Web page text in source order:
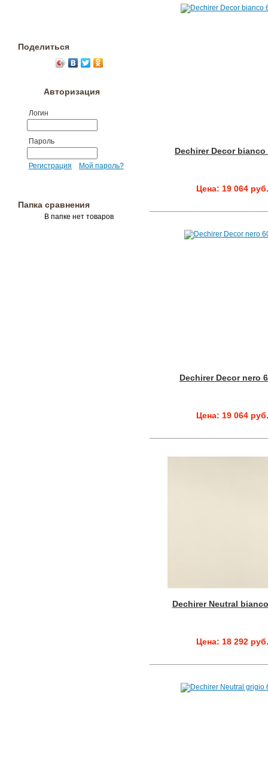
Поделиться
Авторизация
Логин
Пароль
Регистрация Мой пароль?
Папка сравнения
В папке нет товаров
Dechirer Decor bianco
Цена: 19 064 руб.
Dechirer Decor nero
Цена: 19 064 руб.
Dechirer Neutral
Цена: 18 292 руб.